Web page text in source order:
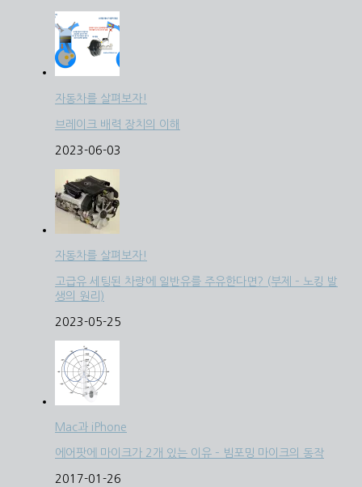
자동차를 살펴보자!
브레이크 배력 장치의 이해
2023-06-03
자동차를 살펴보자!
고급유 세팅된 차량에 일반유를 주유한다면? (부제 – 노킹 발
생의 원리)
2023-05-25
Mac과 iPhone
에어팟에 마이크가 2개 있는 이유 – 빔포밍 마이크의 동작
2017-01-26